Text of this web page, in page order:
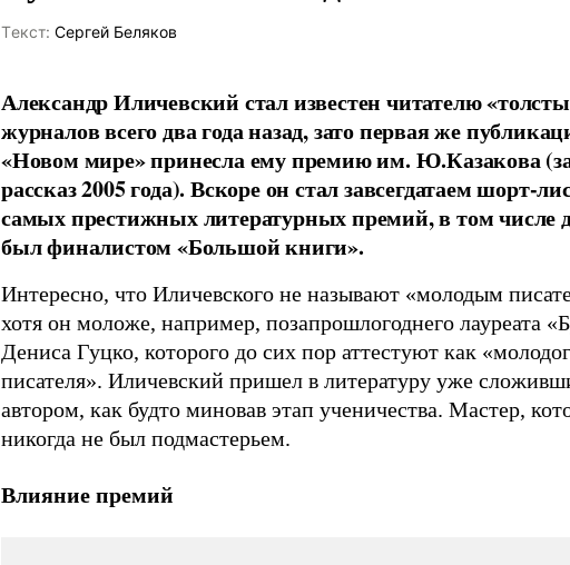
Tекст: Сергей Беляков
Александр Иличевский стал известен читателю
журналов всего два года назад, зато первая же
«Новом мире» принесла ему премию им. Ю.Казакова
рассказ 2005 года). Вскоре он стал завсегдатаем шорт-
самых престижных литературных премий, в том числе
был финалистом «Большой книги».
Интересно, что Иличевского не называют «молодым
хотя он моложе, например, позапрошлогоднего лауреата
Дениса Гуцко, которого до сих пор аттестуют как
писателя». Иличевский пришел в литературу уже
автором, как будто миновав этап ученичества. Мастер,
никогда не был подмастерьем.
Влияние премий